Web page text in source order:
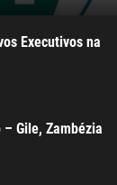
Executivos na
Gile, Zambézia